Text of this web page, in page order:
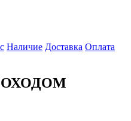
Наличие Доставка Оплата